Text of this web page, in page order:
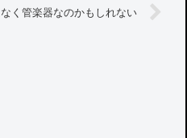
く管楽器なのかもしれない